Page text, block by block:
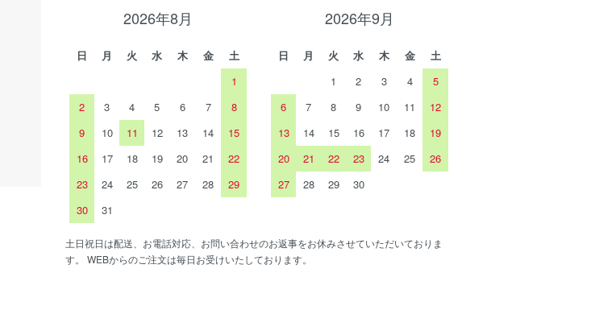
2026年8月
日 月 火 水 木 金
土
1
2
3 4 5 6 7
8
9
10 11 12 13 14
15
16
17 18 19 20 21
22
23
24 25 26 27 28
29
30
31
2026年9月
日 月 火 水 木 金
土
1
2 3 4
5
6
7 8 9 10 11
12
13
14 15 16 17 18
19
20
21 22 23 24 25
26
27
28 29 30
土日祝日は配送、お電話対応、お問い合わせのお返事をお休みさせていただいておりま
す。 WEBからのご注文は毎日お受けいたしております。